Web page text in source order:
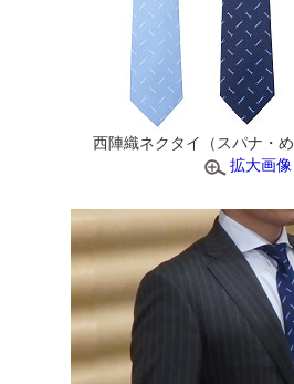
西陣織ネクタイ（スパナ・め
拡大画像